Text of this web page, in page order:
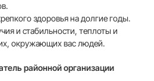
здоровья на долгие годы.
и стабильности, теплоты и
окружающих вас людей.
районной организации